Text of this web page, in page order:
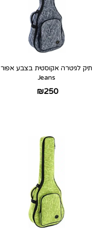
תיק לגיטרה אקוסטית בצבע אפור
Jeans
₪250